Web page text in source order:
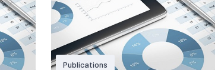
Publications